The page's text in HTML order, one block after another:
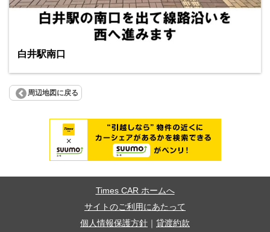
白井駅南口
周辺地図に戻る
Times CAR ホームへ
サイトのご利用にあたって
個人情報保護方針
貸渡約款